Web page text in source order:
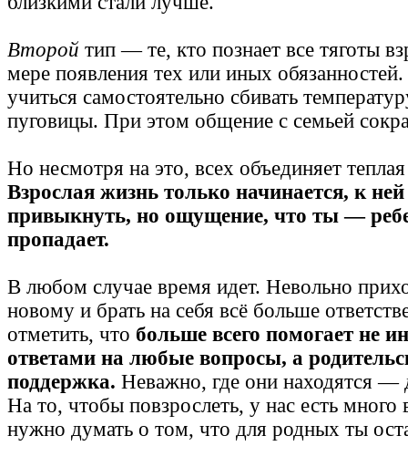
Второй тип — те, кто познает все тяготы
мере появления тех или иных
учиться самостоятельно сбивать
пуговицы. При этом общение с семьей
Но несмотря на это, всех объединяет
Взрослая жизнь только начинается, к
привыкнуть, но ощущение, что ты —
пропадает.
В любом случае время идет. Невольно
новому и брать на себя всё больше
отметить, что больше всего помогает не
ответами на любые вопросы, а
поддержка. Неважно, где они находятся —
На то, чтобы повзрослеть, у нас есть много
нужно думать о том, что для родных ты